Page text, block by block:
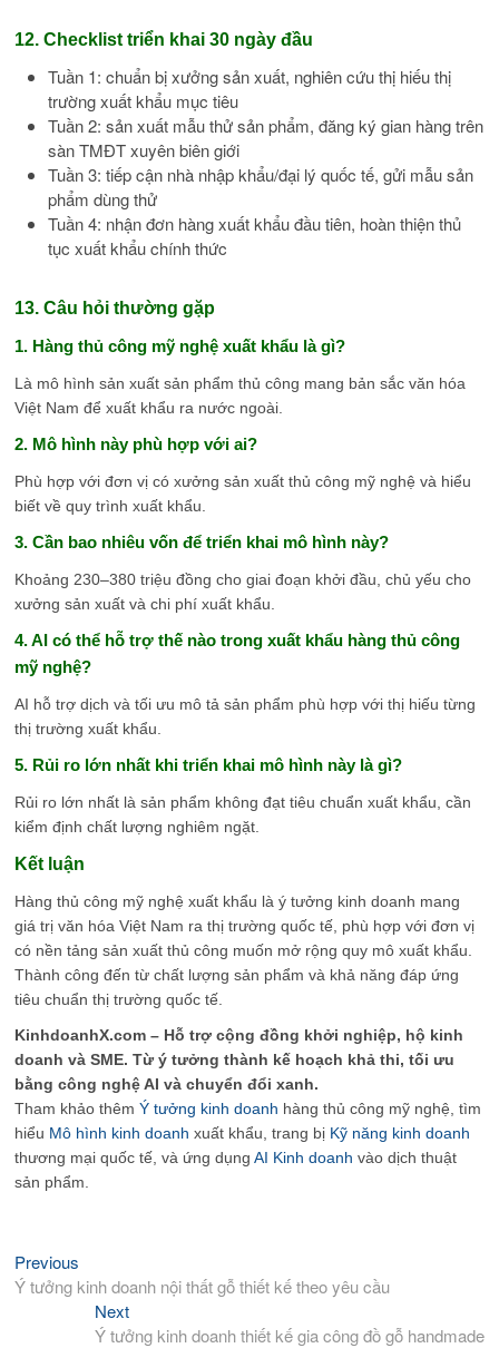
12. Checklist triển khai 30 ngày đầu
Tuần 1: chuẩn bị xưởng sản xuất, nghiên cứu thị hiếu thị
trường xuất khẩu mục tiêu
Tuần 2: sản xuất mẫu thử sản phẩm, đăng ký gian hàng trên
sàn TMĐT xuyên biên giới
Tuần 3: tiếp cận nhà nhập khẩu/đại lý quốc tế, gửi mẫu sản
phẩm dùng thử
Tuần 4: nhận đơn hàng xuất khẩu đầu tiên, hoàn thiện thủ
tục xuất khẩu chính thức
13. Câu hỏi thường gặp
1. Hàng thủ công mỹ nghệ xuất khẩu là gì?
Là mô hình sản xuất sản phẩm thủ công mang bản sắc văn hóa
Việt Nam để xuất khẩu ra nước ngoài.
2. Mô hình này phù hợp với ai?
Phù hợp với đơn vị có xưởng sản xuất thủ công mỹ nghệ và hiểu
biết về quy trình xuất khẩu.
3. Cần bao nhiêu vốn để triển khai mô hình này?
Khoảng 230–380 triệu đồng cho giai đoạn khởi đầu, chủ yếu cho
xưởng sản xuất và chi phí xuất khẩu.
4. AI có thể hỗ trợ thế nào trong xuất khẩu hàng thủ công
mỹ nghệ?
AI hỗ trợ dịch và tối ưu mô tả sản phẩm phù hợp với thị hiếu từng
thị trường xuất khẩu.
5. Rủi ro lớn nhất khi triển khai mô hình này là gì?
Rủi ro lớn nhất là sản phẩm không đạt tiêu chuẩn xuất khẩu, cần
kiểm định chất lượng nghiêm ngặt.
Kết luận
Hàng thủ công mỹ nghệ xuất khẩu là ý tưởng kinh doanh mang
giá trị văn hóa Việt Nam ra thị trường quốc tế, phù hợp với đơn vị
có nền tảng sản xuất thủ công muốn mở rộng quy mô xuất khẩu.
Thành công đến từ chất lượng sản phẩm và khả năng đáp ứng
tiêu chuẩn thị trường quốc tế.
KinhdoanhX.com – Hỗ trợ cộng đồng khởi nghiệp, hộ kinh
doanh và SME. Từ ý tưởng thành kế hoạch khả thi, tối ưu
bằng công nghệ AI và chuyển đổi xanh.
Tham khảo thêmÝ tưởng kinh doanh hàng thủ công mỹ nghệ, tìm
hiểu Mô hình kinh doanh xuất khẩu, trang bị Kỹ năng kinh doanh
thương mại quốc tế, và ứng dụngAI Kinh doanh vào dịch thuật
sản phẩm.
Điều
hướng
Previous
post:
Ý tưởng kinh doanh nội thất gỗ thiết kế theo yêu cầu
NextNext
post:
Ý tưởng kinh doanh thiết kế gia công đồ gỗ handmade